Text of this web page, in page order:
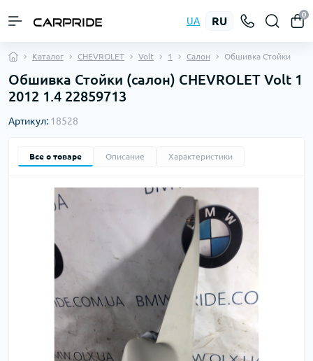
UA RU
0
Каталог CHEVROLET Volt 1 Салон Обшивка Стойки
Обшивка Стойки (салон) CHEVROLET Volt 1
2012 1.4 22859713
Артикул: 18528
Все о товаре Описание Характеристики